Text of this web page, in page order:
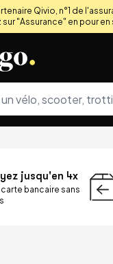
Qivio, n°1 de
"Assurance" en pour en
jusqu'en 4x
carte bancaire sans